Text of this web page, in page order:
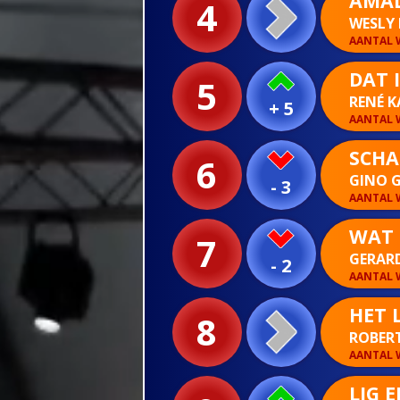
4 AANTAL
5 + 5
DAT
RENÉ
AANTAL
6 - 3 GINO
AANTAL
7 - 2
WAT
AANTAL
8 HET
AANTAL
LIG